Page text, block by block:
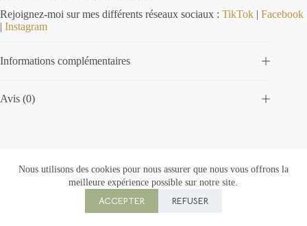
Nous utilisons des cookies pour nous assurer que nous vous offrons la
meilleure expérience possible sur notre site.
ACCEPTER REFUSER
Rejoignez-moi sur mes différents réseaux sociaux : TikTok | Facebook
| Instagram
Informations complémentaires
Avis (0)
Copyright © 2026 Florowen - Création :